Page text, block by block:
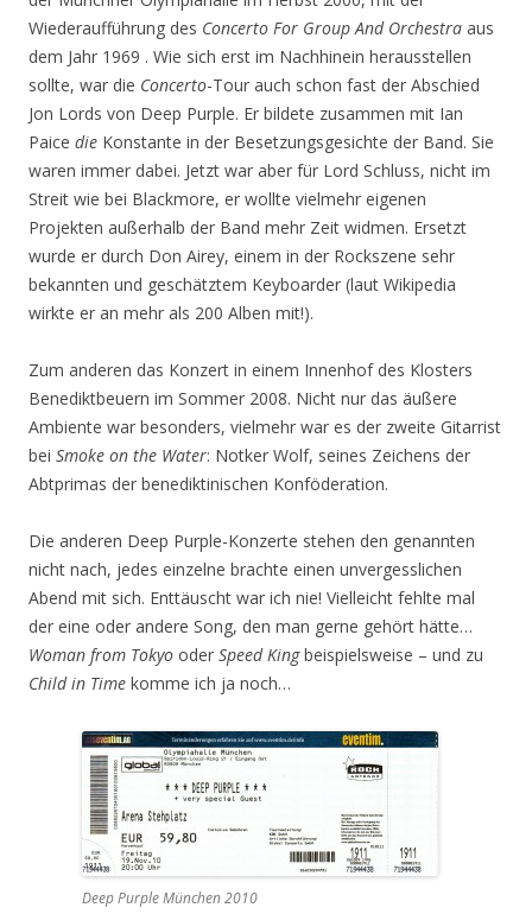
Wiederaufführung des Concerto For Group And Orchestra aus
dem Jahr 1969 . Wie sich erst im Nachhinein herausstellen
sollte, war die Concerto-Tour auch schon fast der Abschied
Jon Lords von Deep Purple. Er bildete zusammen mit Ian
Paice die Konstante in der Besetzungsgesichte der Band. Sie
waren immer dabei. Jetzt war aber für Lord Schluss, nicht im
Streit wie bei Blackmore, er wollte vielmehr eigenen
Projekten außerhalb der Band mehr Zeit widmen. Ersetzt
wurde er durch Don Airey, einem in der Rockszene sehr
bekannten und geschätztem Keyboarder (laut Wikipedia
wirkte er an mehr als 200 Alben mit!).
Zum anderen das Konzert in einem Innenhof des Klosters
Benediktbeuern im Sommer 2008. Nicht nur das äußere
Ambiente war besonders, vielmehr war es der zweite Gitarrist
bei Smoke on the Water: Notker Wolf, seines Zeichens der
Abtprimas der benediktinischen Konföderation.
Die anderen Deep Purple-Konzerte stehen den genannten
nicht nach, jedes einzelne brachte einen unvergesslichen
Abend mit sich. Enttäuscht war ich nie! Vielleicht fehlte mal
der eine oder andere Song, den man gerne gehört hätte…
Woman from Tokyo oder Speed Kingbeispielsweise – und zu
Child in Time komme ich ja noch…
Deep Purple München 2010